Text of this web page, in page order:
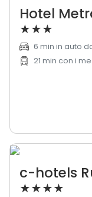
Hotel
★★★
6 min in auto
21 min con i
c-hotels
★★★★